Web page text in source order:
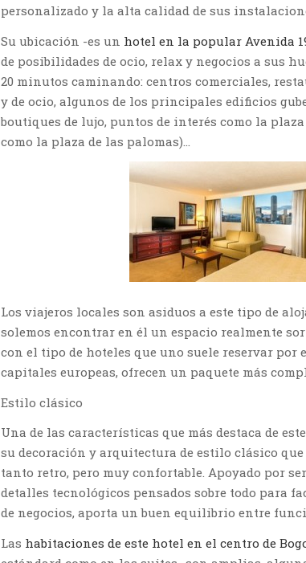
personalizado y la alta calidad de sus
Su ubicación -es un hotel en la popular Avenida
de posibilidades de ocio, relax y negocios a sus
20 minutos caminando: centros comerciales,
y de ocio, algunos de los principales edificios
boutiques de lujo, puntos de interés como la
como la plaza de las palomas)…
Los viajeros locales son asiduos a este tipo de
solemos encontrar en él un espacio realmente
con el tipo de hoteles que uno suele reservar
capitales europeas, ofrecen un paquete más
Estilo clásico
Una de las características que más destaca de
su decoración y arquitectura de estilo clásico
tanto retro, pero muy confortable. Apoyado por
detalles tecnológicos pensados sobre todo para
de negocios, aporta un buen equilibrio entre
Las habitaciones de este hotel en el centro de